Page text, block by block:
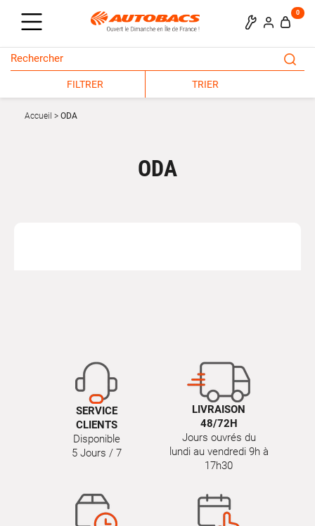
0
FILTRER TRIER
Accueil ODA
ODA
SERVICE
CLIENTS
Disponible
5 Jours / 7
LIVRAISON
48/72H
Jours ouvrés du
lundi au vendredi 9h à
17h30